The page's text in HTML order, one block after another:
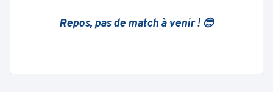
Repos, pas de match à venir ! 😎